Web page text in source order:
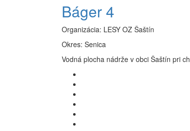
Báger 4
Organizácia: LESY OZ Šaštín
Okres: Senica
Vodná plocha nádrže v obci Šaštín pri